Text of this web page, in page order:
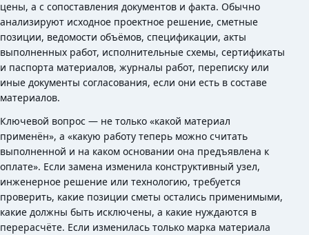
цены, а с сопоставления документов и факта. Обычно
анализируют исходное проектное решение, сметные
позиции, ведомости объёмов, спецификации, акты
выполненных работ, исполнительные схемы, сертификаты
и паспорта материалов, журналы работ, переписку или
иные документы согласования, если они есть в составе
материалов.
Ключевой вопрос — не только «какой материал
применён», а «какую работу теперь можно считать
выполненной и на каком основании она предъявлена к
оплате». Если замена изменила конструктивный узел,
инженерное решение или технологию, требуется
проверить, какие позиции сметы остались применимыми,
какие должны быть исключены, а какие нуждаются в
перерасчёте. Если изменилась только марка материала